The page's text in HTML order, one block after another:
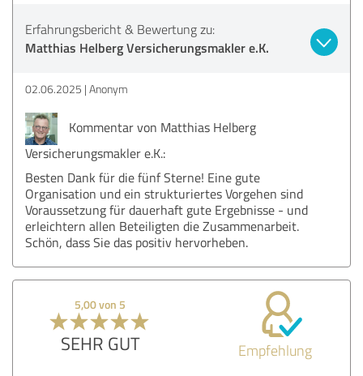
Erfahrungsbericht & Bewertung zu:
Matthias Helberg Versicherungsmakler e.K.
02.06.2025 Anonym
Kommentar von Matthias Helberg
Versicherungsmakler e.K.:
Besten Dank für die fünf Sterne! Eine gute
Organisation und ein strukturiertes Vorgehen sind
Voraussetzung für dauerhaft gute Ergebnisse - und
erleichtern allen Beteiligten die Zusammenarbeit.
Schön, dass Sie das positiv hervorheben.
5,00 von 5
SEHR GUT Empfehlung